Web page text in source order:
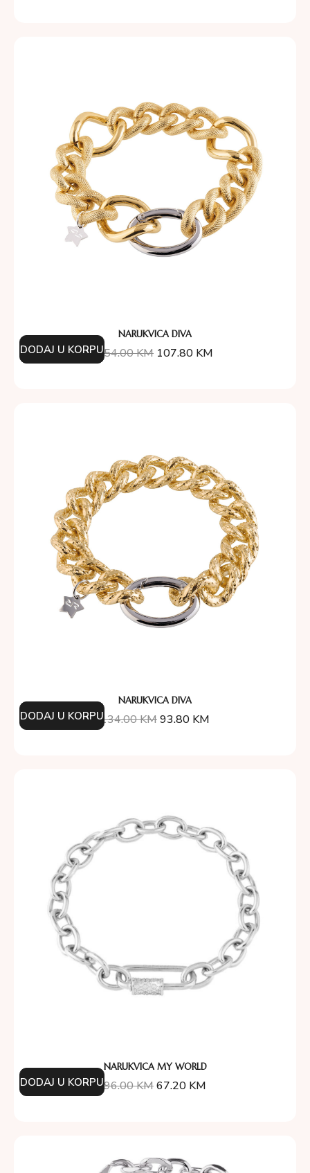
NARUKVICA DIVA
154.00KM 107.80 KM
DODAJ U KORPU
NARUKVICA DIVA
134.00KM93.80 KM
DODAJ U KORPU
NARUKVICA MY WORLD
96.00KM67.20 KM
DODAJ U KORPU